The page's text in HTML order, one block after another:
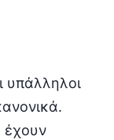
υπάλληλοι
έχουν